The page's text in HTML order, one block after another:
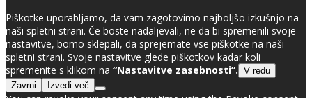
Piškotke uporabljamo, da vam zagotovimo najboljšo izkušnjo na
naši spletni strani. Če boste nadaljevali, ne da bi spremenili svoje
nastavitve, bomo sklepali, da sprejemate vse piškotke na naši
spletni strani. Svoje nastavitve glede piškotkov kadar koli
spremenite s klikom na “Nastavitve zasebnosti”. V redu
Zavrni
Izvedi več